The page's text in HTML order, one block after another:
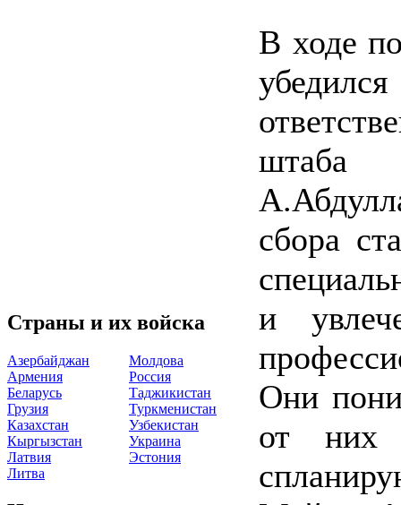
Страны и их войска
Азербайджан
Армения
Беларусь
Грузия
Казахстан
Кыргызстан
Латвия
Литва
Молдова
Россия
Таджикистан
Туркменистан
Узбекистан
Украина
Эстония
В ходе
сбора
и
Они
от них